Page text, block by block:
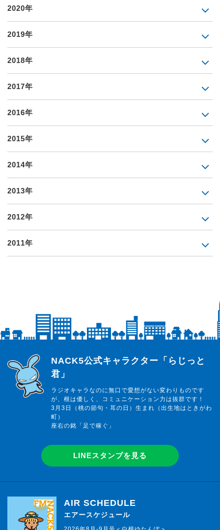
2020年
2019年
2018年
2017年
2016年
2015年
2014年
2013年
2012年
2011年
らじっと君
NACK5公式キャラクター「らじっと
君」
ラジオキャラなのに無口で愛想がない変わりものです
が、根は優しく、コミュニケーション力は抜群です！
3月3日（桃の節句・耳の日）生まれ（出生地はときがわ
町）
座右の銘「足で稼ぐ」
LINEスタンプを見る
AIR SCHEDULE
エアースケジュール